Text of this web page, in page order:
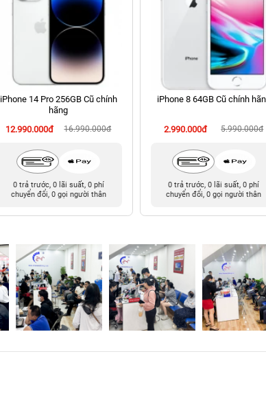
iPhone 14 Pro 256GB Cũ chính
hãng
12.990.000đ
16.990.000đ
0 trả trước, 0 lãi suất, 0 phí
chuyển đổi, 0 gọi người thân
iPhone 8 64GB Cũ chính
2.990.000đ 5.990.000đ
0 trả trước, 0 lãi suất, 0 phí
chuyển đổi, 0 gọi người thân